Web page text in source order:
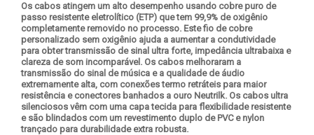
Os cabos atingem um alto desempenho usando cobre puro de
passo resistente eletrolítico (ETP) que tem 99,9% de oxigênio
completamente removido no processo. Este fio de cobre
personalizado sem oxigênio ajuda a aumentar a condutividade
para obter transmissão de sinal ultra forte, impedância ultrabaixa e
clareza de som incomparável. Os cabos melhoraram a
transmissão do sinal de música e a qualidade de áudio
extremamente alta, com conexões termo retráteis para maior
resistência e conectores banhados a ouro Neutrilk. Os cabos ultra
silenciosos vêm com uma capa tecida para flexibilidade resistente
e são blindados com um revestimento duplo de PVC e nylon
trançado para durabilidade extra robusta.